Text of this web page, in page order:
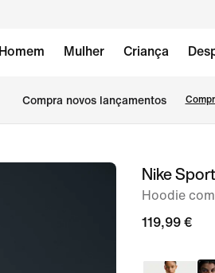
Homem Mulher Criança
Compra novos lançamentos
imagem
Nike
Hoodie
119,99 €